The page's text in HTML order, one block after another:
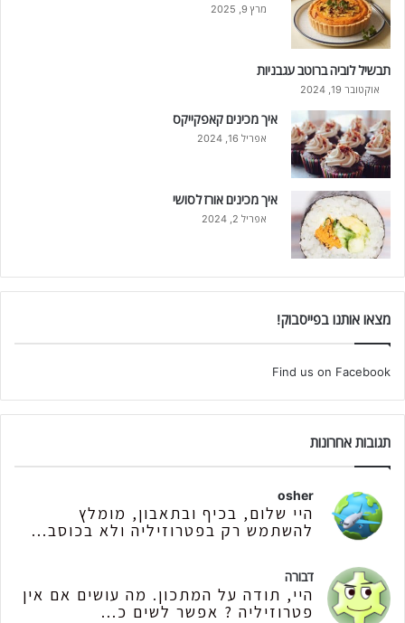
מרץ 9, 2025
תבשיל לוביה ברוטב עגבניות
אוקטובר 19, 2024
איך מכינים קאפקייקס
אפריל 16, 2024
איך מכינים אורז לסושי
אפריל 2, 2024
מצאו אותנו בפייסבוק!
Find us on Facebook
תגובות אחרונות
osher
היי שלום, בכיף ובתאבון, מומלץ
להשתמש רק בפטרוזיליה ולא בכוסב...
דבורה
היי, תודה על המתכון. מה עושים אם אין
פטרוזיליה ? אפשר לשים כ...